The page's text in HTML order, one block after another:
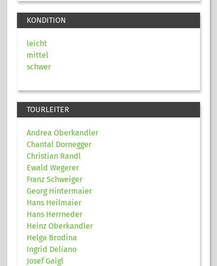
KONDITION
leicht
mittel
schwer
TOURLEITER
Andrea Oberkandler
Chantal Dornegger
Christian Randl
Ewald Wegerer
Franz Schweiger
Georg Hintermaier
Hans Heilmaier
Hans Herrneder
Heinz Oberkandler
Helga Brodina
Ingrid Deliano
Josef Gaigl